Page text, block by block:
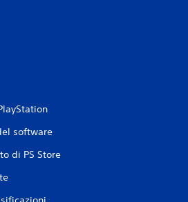
software
di PS Store